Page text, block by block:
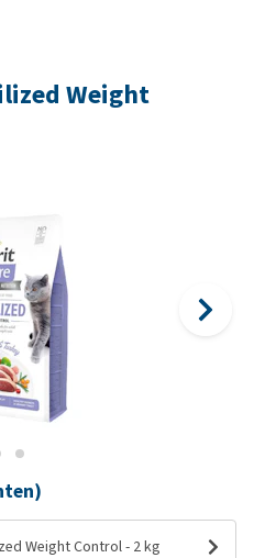
Weight
Weight Control - 2 kg